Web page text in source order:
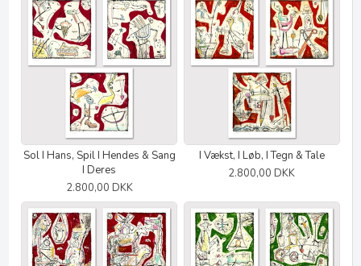
Sol I Hans, Spil I Hendes & Sang
I Deres
2.800,00 DKK
I Vækst, I Løb, I Tegn & Tale
2.800,00 DKK